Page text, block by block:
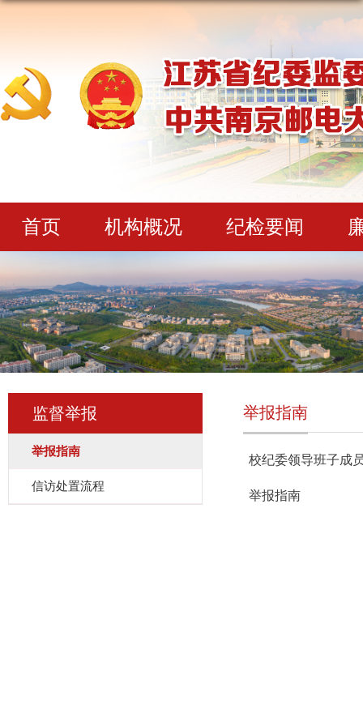
首页 机构概况 纪检要闻
监督举报
举报指南
信访处置流程
举报指南
校纪委领导班子成
举报指南